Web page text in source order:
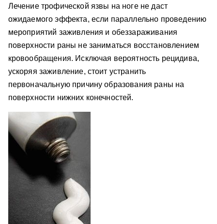
Лечение трофической язвы на ноге не даст
ожидаемого эффекта, если параллельно проведению
мероприятий заживления и обеззараживания
поверхности раны не заниматься восстановлением
кровообращения. Исключая вероятность рецидива,
ускоряя заживление, стоит устранить
первоначальную причину образования раны на
поверхности нижних конечностей.